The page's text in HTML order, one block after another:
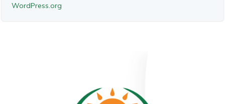
WordPress.org